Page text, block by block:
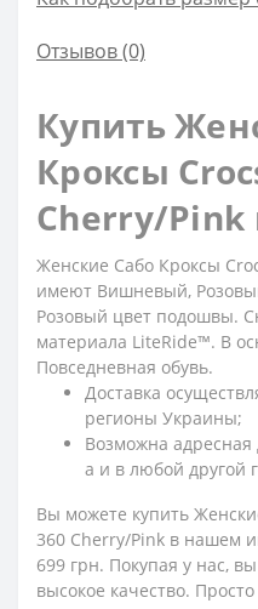
Отзывов (0)
Купить
Кроксы
Cherry/Pink
Женские Сабо Кроксы
имеют Вишневый,
Розовый цвет подошвы.
материала LiteRide™. В
Повседневная обувь.
Доставка
регионы Украины;
Возможна адресная
а и в любой другой
Вы можете купить
360 Cherry/Pink в нашем
699 грн. Покупая у нас,
высокое качество.